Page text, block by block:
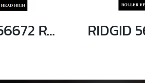
RIDGID 56672 RJ-99 ขาตั้งท่อหัวลูกกลิ้ง ความสูง 32-55 นิ้ว